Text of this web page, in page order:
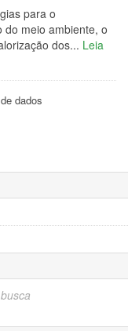
para o
meio ambiente, o
dos... Leia
dados